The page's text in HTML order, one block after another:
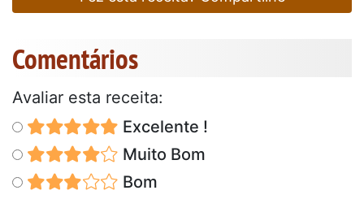
Comentários
Avaliar esta receita:
Excelente !
Muito Bom
Bom